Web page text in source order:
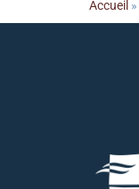
Accueil »